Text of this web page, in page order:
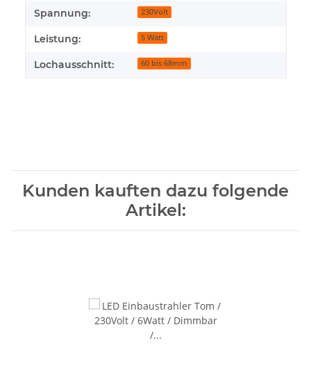
Spannung: 230Volt
Leistung: 5 Watt
Lochausschnitt: 60 bis 68mm
Kunden kauften dazu folgende
Artikel: